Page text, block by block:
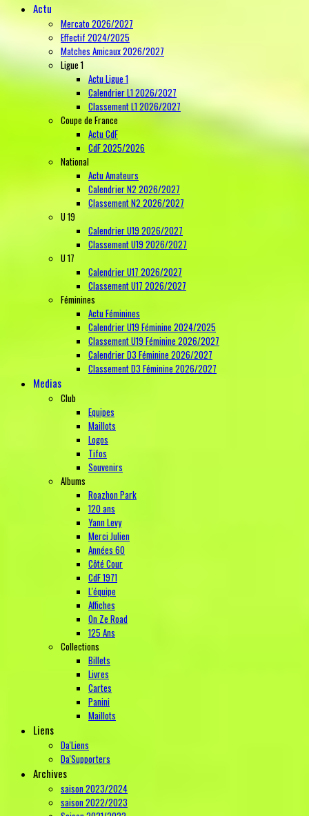
Actu
Mercato 2026/2027
Effectif 2024/2025
Matches Amicaux 2026/2027
Ligue 1
Actu Ligue 1
Calendrier L1 2026/2027
Classement L1 2026/2027
Coupe de France
Actu CdF
CdF 2025/2026
National
Actu Amateurs
Calendrier N2 2026/2027
Classement N2 2026/2027
U 19
Calendrier U19 2026/2027
Classement U19 2026/2027
U 17
Calendrier U17 2026/2027
Classement U17 2026/2027
Féminines
Actu Féminines
Calendrier U19 Féminine 2024/2025
Classement U19 Féminine 2026/2027
Calendrier D3 Féminine 2026/2027
Classement D3 Féminine 2026/2027
Medias
Club
Equipes
Maillots
Logos
Tifos
Souvenirs
Albums
Roazhon Park
120 ans
Yann Levy
Merci Julien
Années 60
Côté Cour
CdF 1971
L'équipe
Affiches
On Ze Road
125 Ans
Collections
Billets
Livres
Cartes
Panini
Maillots
Liens
Da'Liens
Da'Supporters
Archives
saison 2023/2024
saison 2022/2023